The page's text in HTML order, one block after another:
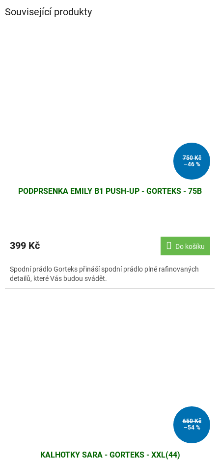
Související produkty
750 Kč
–46 %
PODPRSENKA EMILY B1 PUSH-UP - GORTEKS - 75B
399 Kč Do košíku
Spodní prádlo Gorteks přináší spodní prádlo plné rafinovaných
detailů, které Vás budou svádět.
650 Kč
–54 %
KALHOTKY SARA - GORTEKS - XXL(44)